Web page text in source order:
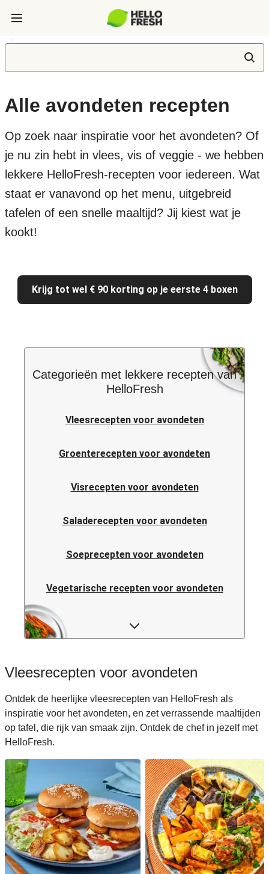
Alle avondeten recepten
Op zoek naar inspiratie voor het avondeten? Of
je nu zin hebt in vlees, vis of veggie - we hebben
lekkere HelloFresh-recepten voor iedereen. Wat
staat er vanavond op het menu, uitgebreid
tafelen of een snelle maaltijd? Jij kiest wat je
kookt!
Krijg tot wel € 90 korting op je eerste 4 boxen
Categorieën met lekkere recepten van
HelloFresh
Vleesrecepten voor avondeten
Groenterecepten voor avondeten
Visrecepten voor avondeten
Saladerecepten voor avondeten
Soeprecepten voor avondeten
Vegetarische recepten voor avondeten
Italiaanse pastarecepten voor avondeten
Italiaanse recepten voor avondeten
Japanse recepten voor avondeten
Makkelijke recepten voor avondeten
Snelle recepten voor avondeten
Kinderrecepten voor avondeten
Vleesrecepten voor avondeten
Ontdek de heerlijke vleesrecepten van HelloFresh als
inspiratie voor het avondeten, en zet verrassende maaltijden
op tafel, die rijk van smaak zijn. Ontdek de chef in jezelf met
HelloFresh.